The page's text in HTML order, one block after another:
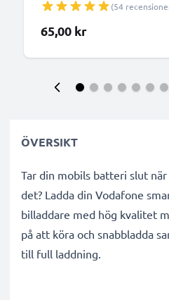
sladd
(54
65,00 kr
ÖVERSIKT
Tar din mobils batteri slut
det? Ladda din Vodafone
billaddare med hög kvalitet
på att köra och snabbladda
till full laddning.